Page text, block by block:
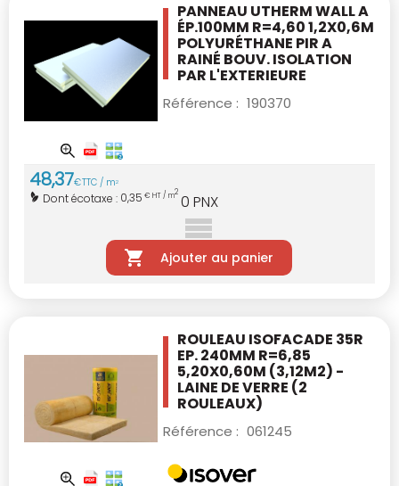
PANNEAU UTHERM WALL A
ÉP.100MM R=4,601,2X0,6M
POLYURÉTHANE PIR A
RAINÉ BOUV.ISOLATION
PAR L'EXTERIEURE
Référence : 190370
48,37€TTC / m2
Dont écotaxe : 0,35 € HT / m2 0 PNX
Ajouter au panier
ROULEAU ISOFACADE 35R
EP. 240MM R=6,85
5,20X0,60M (3,12M2) -
LAINE DE VERRE (2
ROULEAUX)
Référence : 061245